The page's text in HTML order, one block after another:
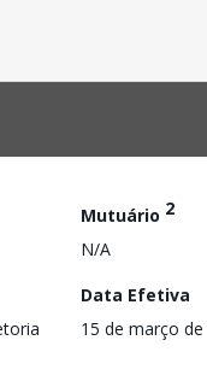
Mutuário 2
N/A
Data Efetiva
15 de março